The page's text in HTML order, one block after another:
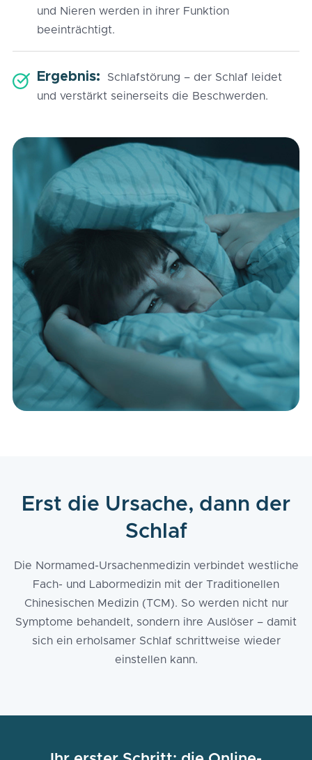
und Nieren werden in ihrer Funktion
beeinträchtigt.
Ergebnis:
Schlafstörung – der Schlaf leidet
und verstärkt seinerseits die Beschwerden.
Erst die Ursache, dann der
Schlaf
Die Normamed-Ursachenmedizin verbindet westliche
Fach- und Labormedizin mit der Traditionellen
Chinesischen Medizin (TCM). So werden nicht nur
Symptome behandelt, sondern ihre Auslöser – damit
sich ein erholsamer Schlaf schrittweise wieder
einstellen kann.